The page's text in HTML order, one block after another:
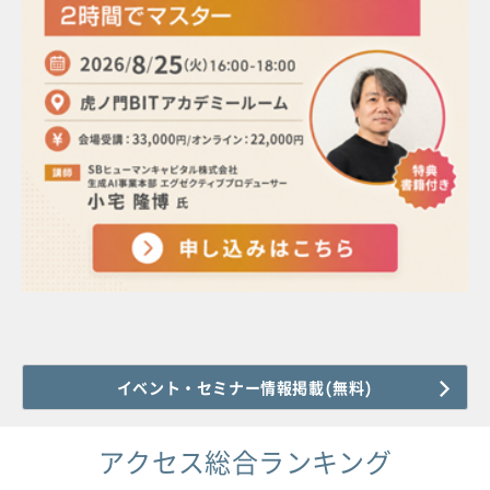
イベント・セミナー情報掲載(無料)
アクセス総合ランキング